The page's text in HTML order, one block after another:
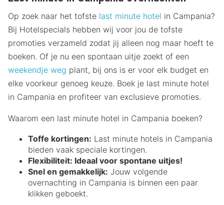
Op zoek naar het tofste last minute hotel in Campania?
Bij Hotelspecials hebben wij voor jou de tofste
promoties verzameld zodat jij alleen nog maar hoeft te
boeken. Of je nu een spontaan uitje zoekt of een
weekendje weg plant, bij ons is er voor elk budget en
elke voorkeur genoeg keuze. Boek je last minute hotel
in Campania en profiteer van exclusieve promoties.
Waarom een last minute hotel in Campania boeken?
Toffe kortingen: Last minute hotels in Campania
bieden vaak speciale kortingen.
Flexibiliteit: Ideaal voor spontane uitjes!
Snel en gemakkelijk: Jouw volgende
overnachting in Campania is binnen een paar
klikken geboekt.